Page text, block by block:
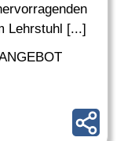
Lehrstuhl [...]